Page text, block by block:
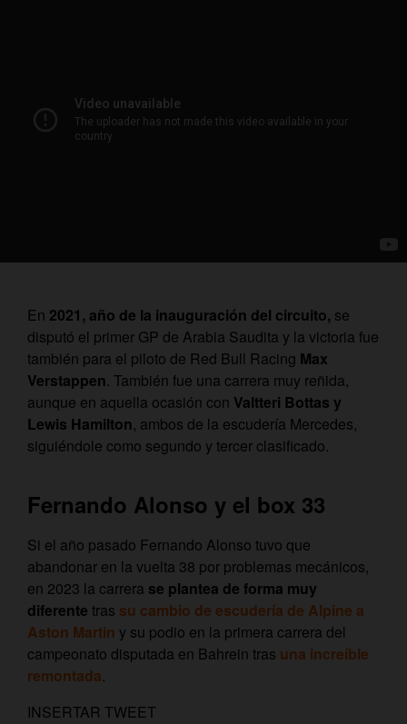
En 2021, año de la inauguración del circuito, se
disputó el primer GP de Arabia Saudita y la victoria fue
también para el piloto de Red Bull Racing Max
Verstappen. También fue una carrera muy reñida,
aunque en aquella ocasión con Valtteri Bottas y
Lewis Hamilton, ambos de la escudería Mercedes,
siguiéndole como segundo y tercer clasificado.
Fernando Alonso y el box 33
Si el año pasado Fernando Alonso tuvo que
abandonar en la vuelta 38 por problemas mecánicos,
en 2023 la carrera se plantea de forma muy
diferente tras su cambio de escudería de Alpine a
Aston Martin y su podio en la primera carrera del
campeonato disputada en Bahrein tras una increíble
remontada.
INSERTAR TWEET